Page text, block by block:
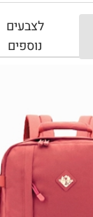
לצבעים
נוספים